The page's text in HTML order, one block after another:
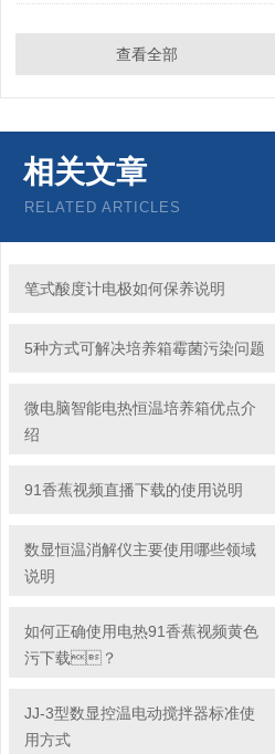
查看全部
相关文章
RELATED ARTICLES
笔式酸度计电极如何保养说明
5种方式可解决培养箱霉菌污染问题
微电脑智能电热恒温培养箱优点介
绍
91香蕉视频直播下载的使用说明
数显恒温消解仪主要使用哪些领域
说明
如何正确使用电热91香蕉视频黄色
污下载？
JJ-3型数显控温电动搅拌器标准使
用方式